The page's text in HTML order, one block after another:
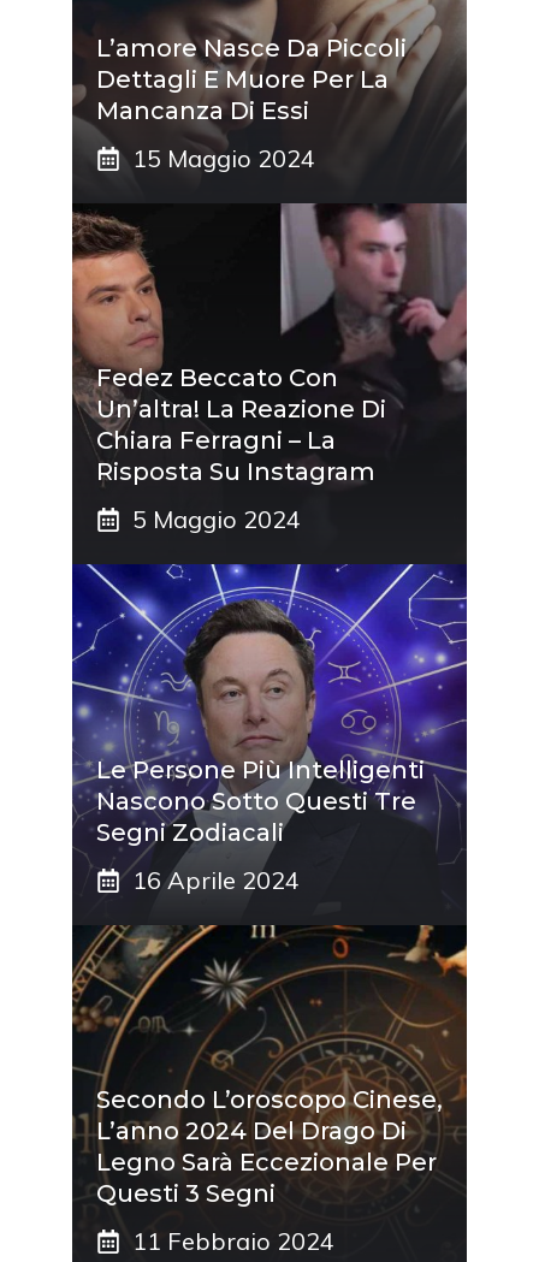
L’amore Nasce Da Piccoli
Dettagli E Muore Per La
Mancanza Di Essi
15 Maggio 2024
Fedez Beccato Con
Un’altra! La Reazione Di
Chiara Ferragni – La
Risposta Su Instagram
5 Maggio 2024
Le Persone Più Intelligenti
Nascono Sotto Questi Tre
Segni Zodiacali
16 Aprile 2024
Secondo L’oroscopo Cinese,
L’anno 2024 Del Drago Di
Legno Sarà Eccezionale Per
Questi 3 Segni
11 Febbraio 2024